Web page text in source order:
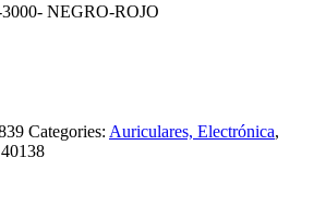
NEGRO-ROJO
Categories: Auriculares, Electrónica,
40138